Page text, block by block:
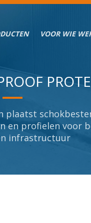
VOOR WIE
plaatst
en profielen voor
infrastructuur
plaatst
en profielen voor
infrastructuur